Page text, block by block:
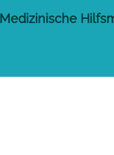
Medizinische